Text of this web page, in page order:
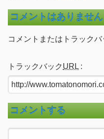
コメントはありません
コメントまたはトラックバ
トラックバック URL :
コメントする